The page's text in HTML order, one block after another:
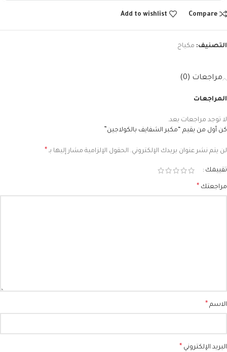
Compare
Add to wishlist
التصنيف: مكياج
مراجعات (0)
المراجعات
لا توجد مراجعات بعد.
كن أول من يقيم “مكبر الشفايف بالكولاجين”
لن يتم نشر عنوان بريدك الإلكتروني. الحقول الإلزامية مشار إليها بـ *
تقييمك
مراجعتك *
الاسم *
البريد الإلكتروني *